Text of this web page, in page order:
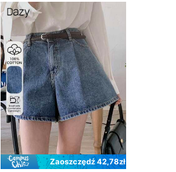
Zaoszczędź 42,78zł